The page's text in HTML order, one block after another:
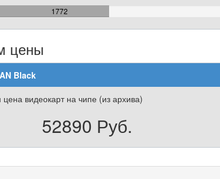
1772
57.253634894992%
цены
Black
видеокарт на чипе (из архива)
52890 Руб.